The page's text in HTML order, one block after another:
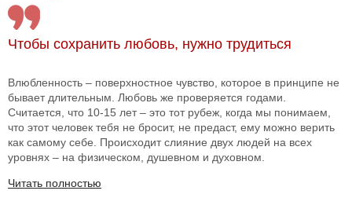
Чтобы сохранить любовь, нужно трудиться
Влюбленность – поверхностное чувство, которое в принципе не
бывает длительным. Любовь же проверяется годами.
Считается, что 10-15 лет – это тот рубеж, когда мы понимаем,
что этот человек тебя не бросит, не предаст, ему можно верить
как самому себе. Происходит слияние двух людей на всех
уровнях – на физическом, душевном и духовном.
Читать полностью